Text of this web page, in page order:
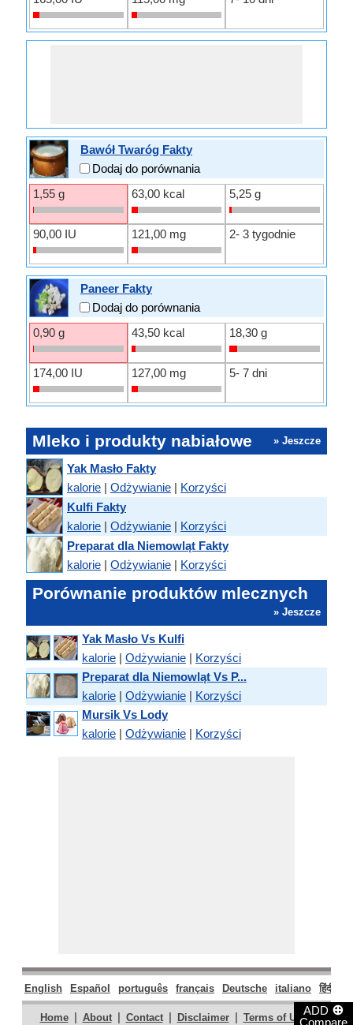
ADD ⊕
Compare
Bawół Twaróg Fakty
Dodaj do porównania
1,55 g
63,00 kcal 5,25 g
90,00 IU 121,00 mg 2- 3 tygodnie
Paneer Fakty
Dodaj do porównania
0,90 g
43,50 kcal 18,30 g
174,00 IU 127,00 mg 5- 7 dni
Mleko i produkty nabiałowe » Jeszcze
Yak Masło Fakty
kalorie | Odżywianie | Korzyści
Kulfi Fakty
kalorie | Odżywianie | Korzyści
Preparat dla Niemowląt Fakty
kalorie | Odżywianie | Korzyści
Porównanie produktów mlecznych
» Jeszcze
Yak Masło Vs Kulfi
kalorie | Odżywianie | Korzyści
Preparat dla Niemowląt Vs P...
kalorie | Odżywianie | Korzyści
Mursik Vs Lody
kalorie | Odżywianie | Korzyści
English Español português français Deutsche italiano हिंदी
Home | About | Contact | Disclaimer | Terms of Use |